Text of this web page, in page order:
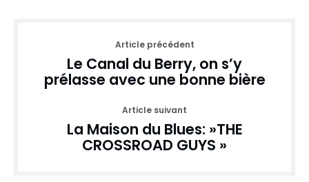
Article précédent
Le Canal du Berry, on s’y
prélasse avec une bonne bière
Article suivant
La Maison du Blues: »THE
CROSSROAD GUYS »